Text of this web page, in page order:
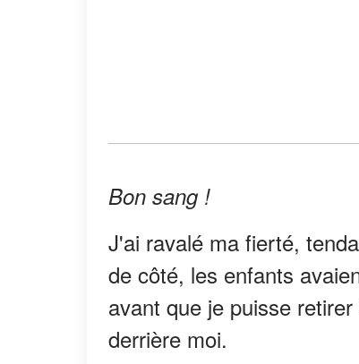
Bon sang !
J'ai ravalé ma fierté,
de côté, les enfants
avant que je puisse
derrière moi.